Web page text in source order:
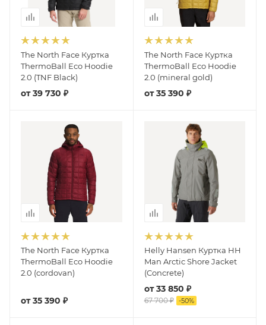
The North Face Куртка
ThermoBall Eco Hoodie
2.0 (TNF Black)
от39 730 ₽
The North Face Куртка
ThermoBall Eco Hoodie
2.0 (mineral gold)
от35 390 ₽
The North Face Куртка
ThermoBall Eco Hoodie
2.0 (cordovan)
от35 390 ₽
Helly Hansen Куртка HH
Man Arctic Shore Jacket
(Concrete)
от33 850 ₽
67 700 ₽ -50%